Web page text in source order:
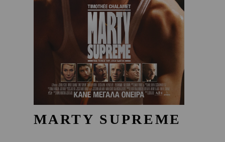
MARTY SUPREME